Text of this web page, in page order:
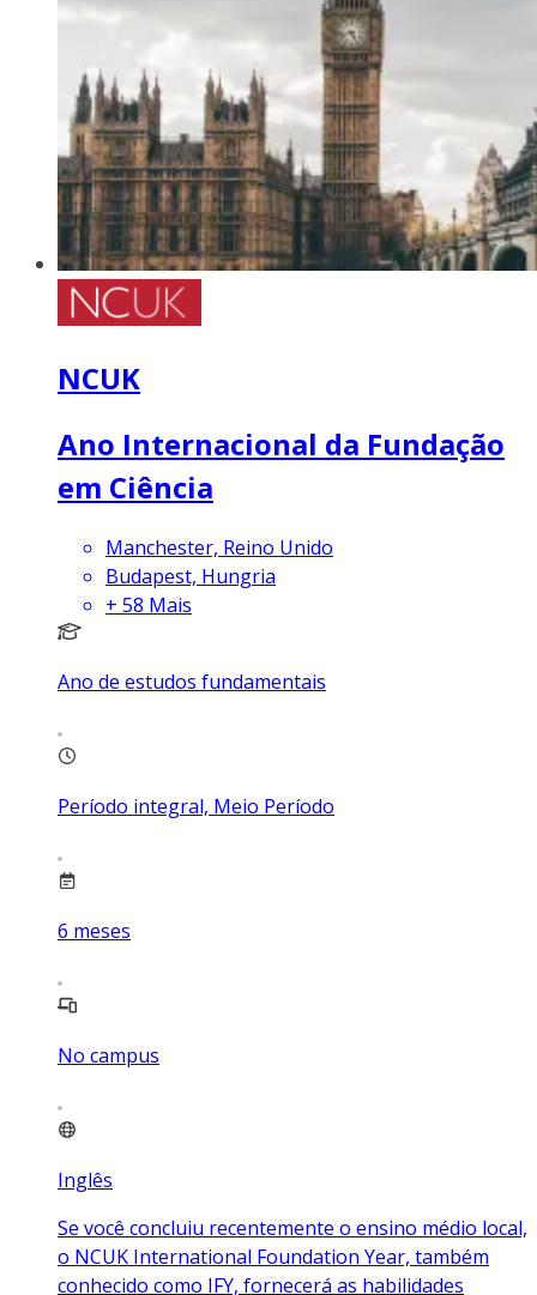
NCUK
Ano Internacional da Fundação
em Ciência
Manchester, Reino Unido
Budapest, Hungria
+ 58 Mais
Ano de estudos fundamentais
Período integral, Meio Período
6 meses
No campus
Inglês
Se você concluiu recentemente o ensino médio local,
o NCUK International Foundation Year, também
conhecido como IFY, fornecerá as habilidades